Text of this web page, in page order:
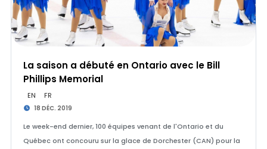
La saison a débuté en Ontario avec le Bill
Phillips Memorial
EN FR
18 DÉC. 2019
Le week-end dernier, 100 équipes venant de l'Ontario et du
Québec ont concouru sur la glace de Dorchester (CAN) pour la